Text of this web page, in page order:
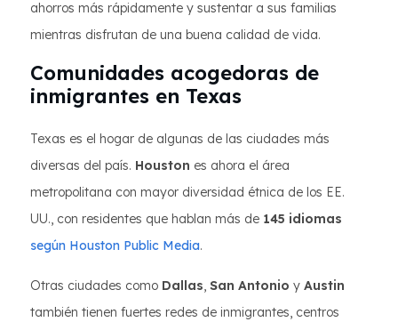
ahorros más rápidamente y sustentar a sus familias
mientras disfrutan de una buena calidad de vida.
Comunidades acogedoras de
inmigrantes en Texas
Texas es el hogar de algunas de las ciudades más
diversas del país. Houston es ahora el área
metropolitana con mayor diversidad étnica de los EE.
UU., con residentes que hablan más de 145 idiomas
según Houston Public Media.
Otras ciudades como Dallas, San Antonio y Austin
también tienen fuertes redes de inmigrantes, centros